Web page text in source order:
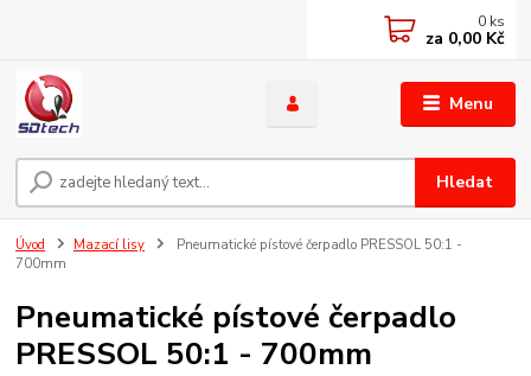
Menu
Hledat
0 ks
za 0,00 Kč
Úvod Mazací lisy
Pneumatické pístové čerpadlo PRESSOL 50:1 -
700mm
Pneumatické pístové čerpadlo
PRESSOL 50:1 - 700mm